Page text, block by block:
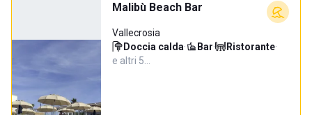
Malibù Beach Bar
Vallecrosia
Doccia calda· Bar· Ristorante·
e altri 5…